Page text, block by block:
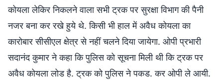
कोयला लेकिर निकलने वाला सभी ट्रक पर सुरक्षा विभाग की पैनी
नजर बना कर रखे हुये थे. किसी भी हाल में अवैध कोयला का
कारोबार सीसीएल क्षेत्र से नहीं चलने दिया जायेगा. ओपी प्रभारी
सदानंद कुमार ने कहा कि पुलिस को सूचना मिली थी कि ट्रक पर
अवैध कोयला लोड है. ट्रक को पुलिस ने पकड. कर ओपी ले आयी.